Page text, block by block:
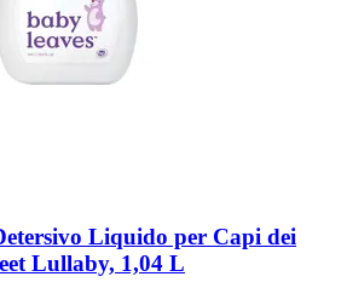
Liquido per Capi dei
Lullaby, 1,04 L